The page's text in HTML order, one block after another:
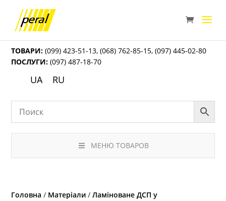
ТОВАРИ: (099) 423-51-13,(068) 762-85-15,(097) 445-02-80
ПОСЛУГИ: (097) 487-18-70
UA RU
МЕНЮ ТОВАРОВ
Головна / Матеріали /Ламіноване ДСП у